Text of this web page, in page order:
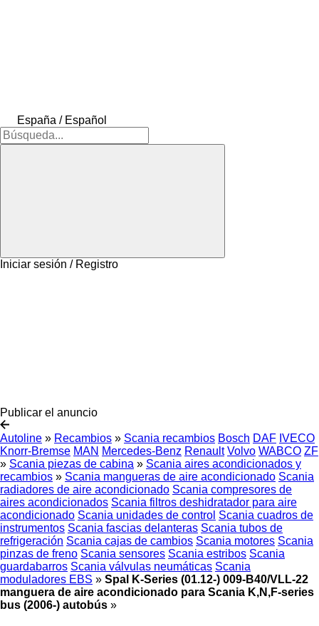
España / Español
Iniciar sesión / Registro
Publicar el anuncio
Autoline » Recambios » Scania recambios Bosch DAF IVECO
Knorr-Bremse MAN Mercedes-Benz Renault Volvo WABCO ZF
» Scania piezas de cabina » Scania aires acondicionados y
recambios » Scania mangueras de aire acondicionado Scania
radiadores de aire acondicionado Scania compresores de
aires acondicionados Scania filtros deshidratador para aire
acondicionado Scania unidades de control Scania cuadros de
instrumentos Scania fascias delanteras Scania tubos de
refrigeración Scania cajas de cambios Scania motores Scania
pinzas de freno Scania sensores Scania estribos Scania
guardabarros Scania válvulas neumáticas Scania
moduladores EBS » Spal K-Series (01.12-) 009-B40/VLL-22
manguera de aire acondicionado para Scania K,N,F-series
bus (2006-) autobús »